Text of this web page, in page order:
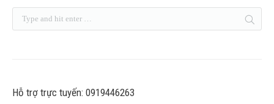
Hỗ trợ trực tuyến: 0919446263